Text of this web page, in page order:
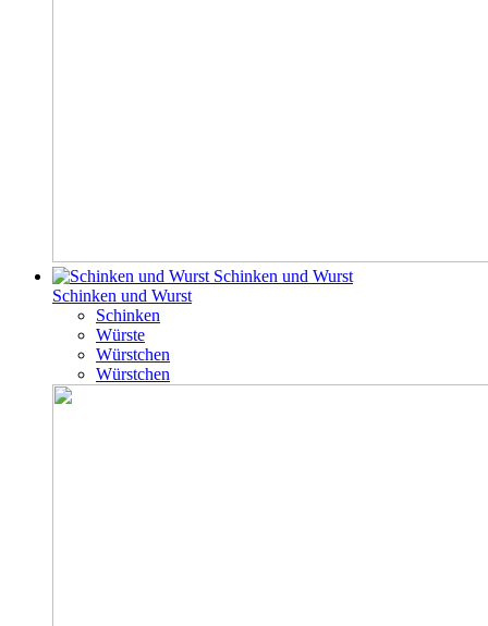
Schinken und Wurst
Schinken und Wurst
Schinken
Würste
Würstchen
Würstchen